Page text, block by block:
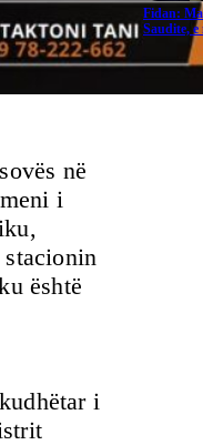
në
i
është
i
Fidan:
Saudite,